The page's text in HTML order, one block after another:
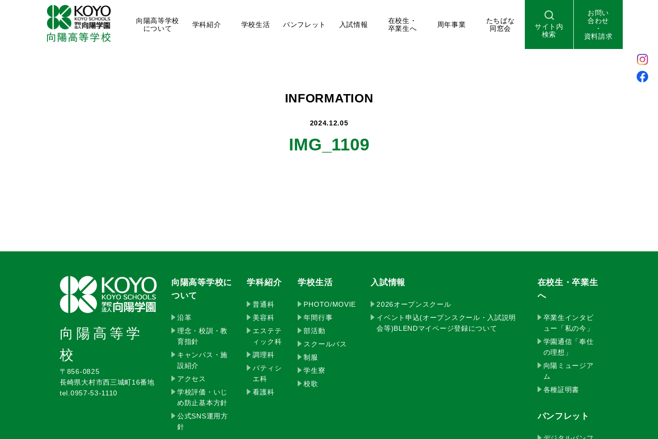
向陽高等学校
について
学科紹介 学校生活 パンフレット 入試情報
在校生・
卒業生へ
周年事業
たちばな
同窓会
サイト内
検索
お問い
合わせ
・
資料請求
INFORMATION
2024.12.05
IMG_1109
向陽高等学
校
〒856-0825
長崎県大村市西三城町16番地
tel.0957-53-1110
向陽高等学校に
ついて
沿革
理念・校訓・教
育指針
キャンパス・施
設紹介
アクセス
学校評価・いじ
め防止基本方針
公式SNS運用方
針
学科紹介
普通科
美容科
エステテ
ィック科
調理科
パティシ
エ科
看護科
学校生活
PHOTO/MOVIE
年間行事
部活動
スクールバス
制服
学生寮
校歌
入試情報
2026オープンスクール
イベント申込(オープンスクール・入試説明
会等)BLENDマイページ登録について
在校生・卒業生
へ
卒業生インタビ
ュー「私の今」
学園通信「奉仕
の理想」
向陽ミュージア
ム
各種証明書
パンフレット